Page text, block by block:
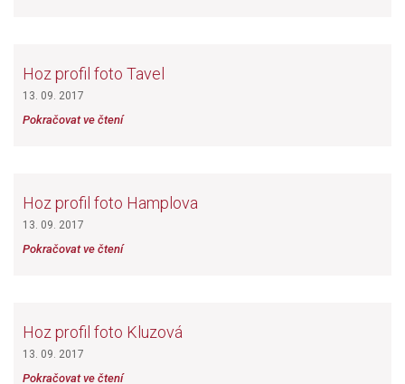
Hoz profil foto Tavel
13. 09. 2017
Pokračovat ve čtení
Hoz profil foto Hamplova
13. 09. 2017
Pokračovat ve čtení
Hoz profil foto Kluzová
13. 09. 2017
Pokračovat ve čtení